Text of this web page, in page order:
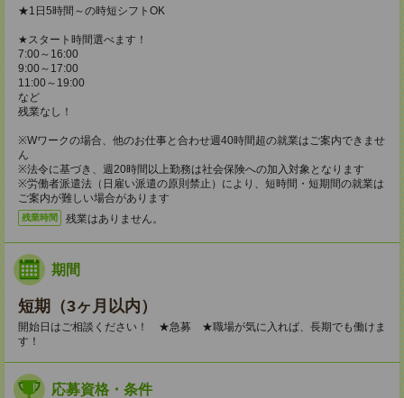
★1日5時間～の時短シフトOK
★スタート時間選べます！
7:00～16:00
9:00～17:00
11:00～19:00
など
残業なし！
※Wワークの場合、他のお仕事と合わせ週40時間超の就業はご案内できませ
ん
※法令に基づき、週20時間以上勤務は社会保険への加入対象となります
※労働者派遣法（日雇い派遣の原則禁止）により、短時間・短期間の就業は
ご案内が難しい場合があります
残業時間 残業はありません。
期間
短期（3ヶ月以内）
開始日はご相談ください！ ★急募 ★職場が気に入れば、長期でも働けま
す！
応募資格・条件